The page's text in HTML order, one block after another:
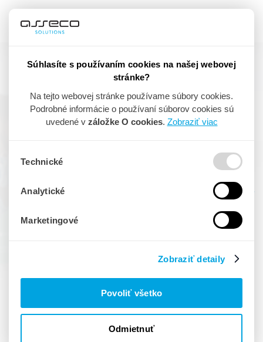
Asseco BLUEGASTRO
Dôležitá ingredienciadobrej
20 000 POUŽÍVATEĽOV
4 200 ZÁKAZNÍKOV
TALENTOVANÝCHĽUDÍ
Súhlasíte s používaním cookies na našej webovej
stránke?
Na tejto webovej stránke používame súbory cookies.
Podrobné informácie o používaní súborov cookies sú
uvedené v záložke O cookies. Zobraziť viac
Technické
Analytické
Marketingové
Zobraziť detaily
Povoliť všetko
Odmietnuť